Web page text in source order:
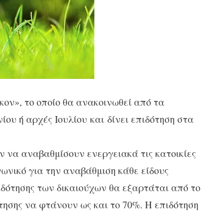
το οποίο θα ανακοινωθεί από τα
ή αρχές Ιουλίου και δίνει επιδότηση στα
αναβαθμίσουν ενεργειακά τις κατοικίες
για την αναβάθμιση κάθε είδους
των δικαιούχων θα εξαρτάται από το
να φτάνουν ως και το 70%. Η επιδότηση